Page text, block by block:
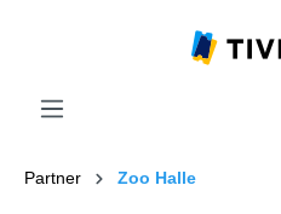
Partner Zoo Halle